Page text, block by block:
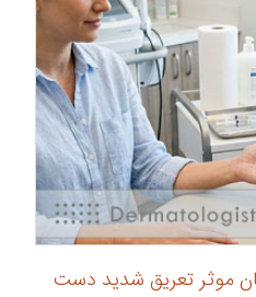
موثر تعریق شدید دست